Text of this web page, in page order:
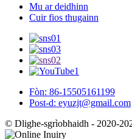
Mu ar deidhinn
Cuir fios thugainn
Fòn: 86-15505161199
Post-d: eyuzjt@gmail.com
© Dlighe-sgrìobhaidh - 2020-